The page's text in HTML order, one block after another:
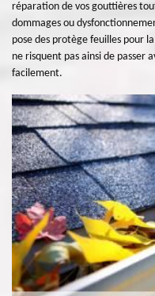
réparation de vos gouttières
dommages ou
pose des protège feuilles pour
ne risquent pas ainsi de passer
facilement.